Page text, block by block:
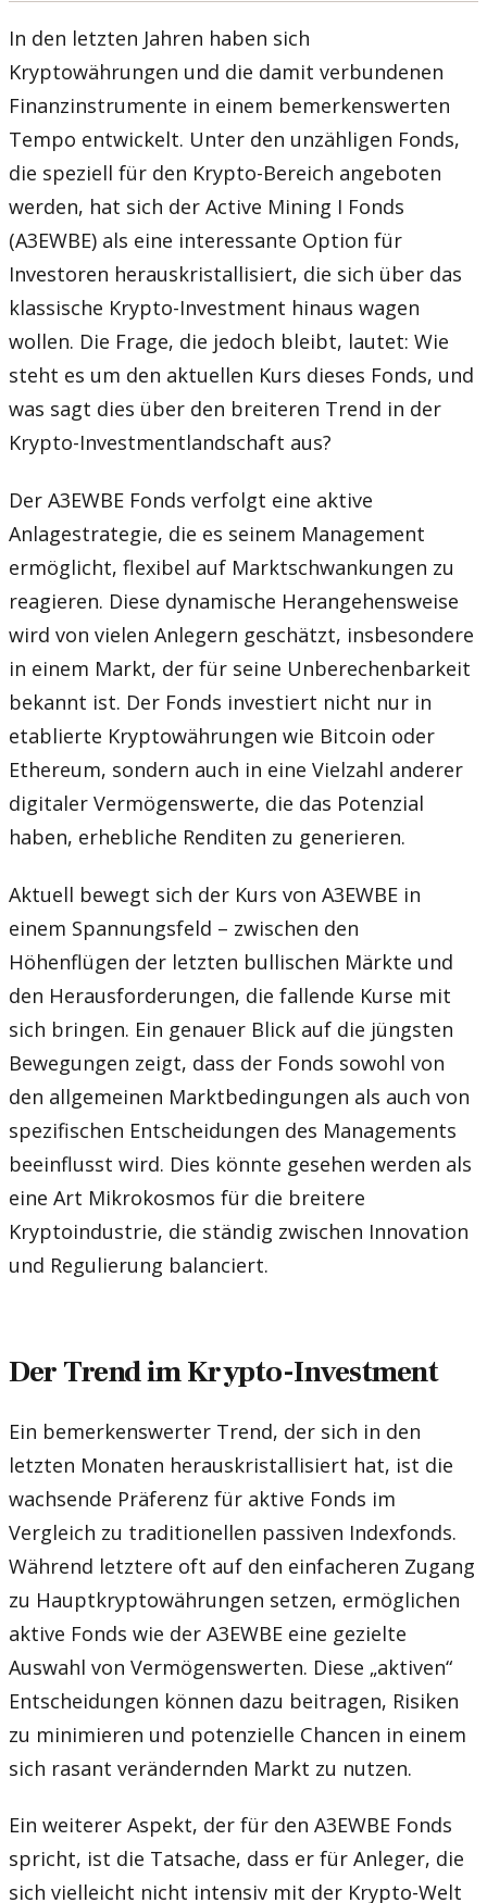
In den letzten Jahren haben sich
Kryptowährungen und die damit verbundenen
Finanzinstrumente in einem bemerkenswerten
Tempo entwickelt. Unter den unzähligen Fonds,
die speziell für den Krypto-Bereich angeboten
werden, hat sich der Active Mining I Fonds
(A3EWBE) als eine interessante Option für
Investoren herauskristallisiert, die sich über das
klassische Krypto-Investment hinaus wagen
wollen. Die Frage, die jedoch bleibt, lautet: Wie
steht es um den aktuellen Kurs dieses Fonds, und
was sagt dies über den breiteren Trend in der
Krypto-Investmentlandschaft aus?
Der A3EWBE Fonds verfolgt eine aktive
Anlagestrategie, die es seinem Management
ermöglicht, flexibel auf Marktschwankungen zu
reagieren. Diese dynamische Herangehensweise
wird von vielen Anlegern geschätzt, insbesondere
in einem Markt, der für seine Unberechenbarkeit
bekannt ist. Der Fonds investiert nicht nur in
etablierte Kryptowährungen wie Bitcoin oder
Ethereum, sondern auch in eine Vielzahl anderer
digitaler Vermögenswerte, die das Potenzial
haben, erhebliche Renditen zu generieren.
Aktuell bewegt sich der Kurs von A3EWBE in
einem Spannungsfeld – zwischen den
Höhenflügen der letzten bullischen Märkte und
den Herausforderungen, die fallende Kurse mit
sich bringen. Ein genauer Blick auf die jüngsten
Bewegungen zeigt, dass der Fonds sowohl von
den allgemeinen Marktbedingungen als auch von
spezifischen Entscheidungen des Managements
beeinflusst wird. Dies könnte gesehen werden als
eine Art Mikrokosmos für die breitere
Kryptoindustrie, die ständig zwischen Innovation
und Regulierung balanciert.
Der Trend im Krypto-Investment
Ein bemerkenswerter Trend, der sich in den
letzten Monaten herauskristallisiert hat, ist die
wachsende Präferenz für aktive Fonds im
Vergleich zu traditionellen passiven Indexfonds.
Während letztere oft auf den einfacheren Zugang
zu Hauptkryptowährungen setzen, ermöglichen
aktive Fonds wie der A3EWBE eine gezielte
Auswahl von Vermögenswerten. Diese „aktiven“
Entscheidungen können dazu beitragen, Risiken
zu minimieren und potenzielle Chancen in einem
sich rasant verändernden Markt zu nutzen.
Ein weiterer Aspekt, der für den A3EWBE Fonds
spricht, ist die Tatsache, dass er für Anleger, die
sich vielleicht nicht intensiv mit der Krypto-Welt